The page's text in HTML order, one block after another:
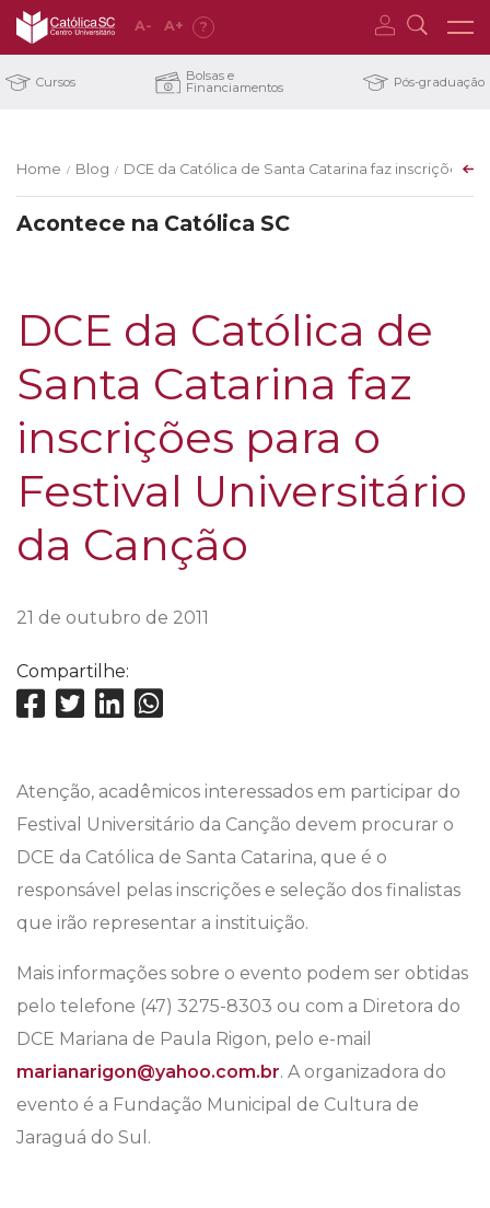
A- A+ ?
Cursos Bolsas e
Financiamentos Pós-graduação
Home / Blog / DCE da Católica de Santa Catarina faz inscrições
Acontece na Católica SC
DCE da Católica de
Santa Catarina faz
inscrições para o
Festival Universitário
da Canção
21 de outubro de 2011
Compartilhe:
Atenção, acadêmicos interessados em participar do
Festival Universitário da Canção devem procurar o
DCE da Católica de Santa Catarina, que é o
responsável pelas inscrições e seleção dos finalistas
que irão representar a instituição.
Mais informações sobre o evento podem ser obtidas
pelo telefone (47) 3275-8303 ou com a Diretora do
DCE Mariana de Paula Rigon, pelo e-mail
marianarigon@yahoo.com.br. A organizadora do
evento é a Fundação Municipal de Cultura de
Jaraguá do Sul.